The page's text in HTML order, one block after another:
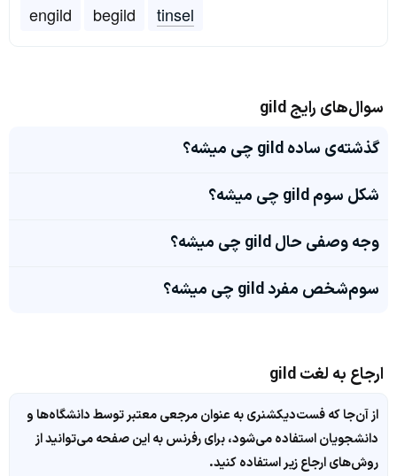
engild
begild tinsel
سوال‌های رایج gild
گذشته‌ی ساده gild چی میشه؟
شکل سوم gild چی میشه؟
وجه وصفی حال gild چی میشه؟
سوم‌شخص مفرد gild چی میشه؟
ارجاع به لغت gild
از آن‌جا که فست‌دیکشنری به عنوان مرجعی معتبر توسط دانشگاه‌ها و
دانشجویان استفاده می‌شود، برای رفرنس به این صفحه می‌توانید از
روش‌های ارجاع زیر استفاده کنید.